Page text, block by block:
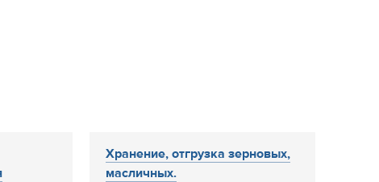
Хранение, отгрузка зерновых,
масличных.